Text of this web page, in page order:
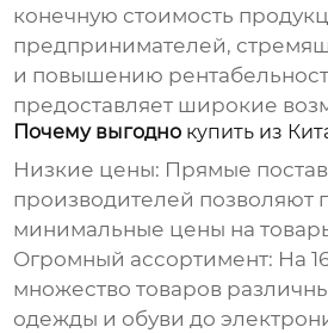
конечную стоимость
предпринимателей,
и повышению
предоставляет широкие
Почему выгодно купить из
Низкие цены: Прямые
производителей позволяют
минимальные цены на
Огромный ассортимент: На
множество товаров
одежды и обуви до